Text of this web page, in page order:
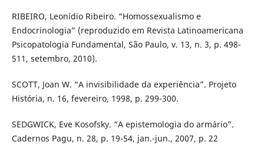
RIBEIRO, Leonídio Ribeiro. “Homossexualismo e
Endocrinologia” (reproduzido em Revista Latinoamericana
Psicopatologia Fundamental, São Paulo, v. 13, n. 3, p. 498-
511, setembro, 2010).
SCOTT, Joan W. “A invisibilidade da experiência”. Projeto
História, n. 16, fevereiro, 1998, p. 299-300.
SEDGWICK, Eve Kosofsky. “A epistemologia do armário”.
Cadernos Pagu, n. 28, p. 19-54, jan.-jun., 2007, p. 22